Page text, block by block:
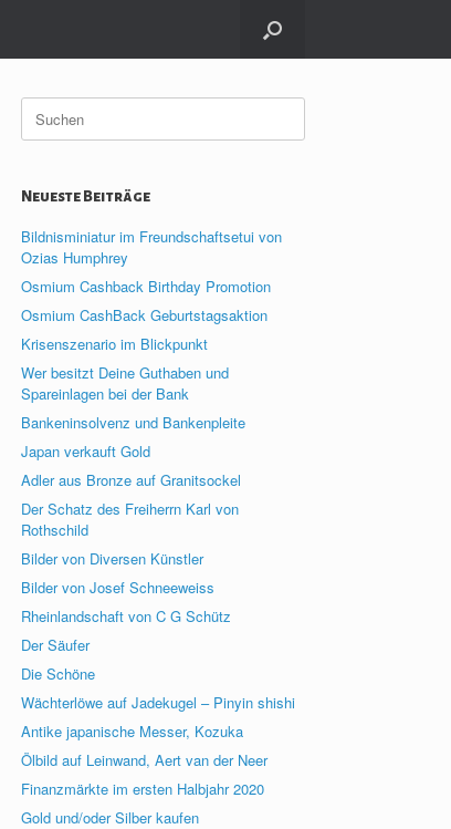
Suche
nach:
Neueste Beiträge
Bildnisminiatur im Freundschaftsetui von
Ozias Humphrey
Osmium Cashback Birthday Promotion
Osmium CashBack Geburtstagsaktion
Krisenszenario im Blickpunkt
Wer besitzt Deine Guthaben und
Spareinlagen bei der Bank
Bankeninsolvenz und Bankenpleite
Japan verkauft Gold
Adler aus Bronze auf Granitsockel
Der Schatz des Freiherrn Karl von
Rothschild
Bilder von Diversen Künstler
Bilder von Josef Schneeweiss
Rheinlandschaft von C G Schütz
Der Säufer
Die Schöne
Wächterlöwe auf Jadekugel – Pinyin shishi
Antike japanische Messer, Kozuka
Ölbild auf Leinwand, Aert van der Neer
Finanzmärkte im ersten Halbjahr 2020
Gold und/oder Silber kaufen